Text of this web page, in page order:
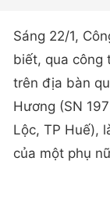
Sáng 22/1,
biết, qua công
trên địa bàn
Hương (SN
Lộc, TP Huế),
của một phụ